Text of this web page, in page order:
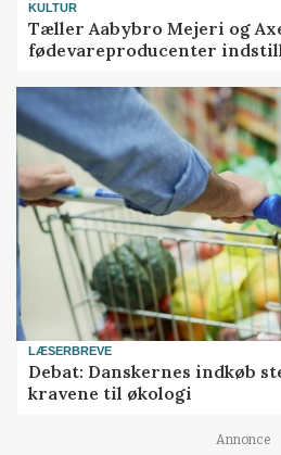
KULTUR
Tæller Aabybro Mejeri og
fødevareproducenter
LÆSERBREVE
Debat: Danskernes indkøb
kravene til økologi
Annonce